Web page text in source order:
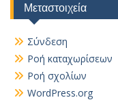
Μεταστοιχεία
Σύνδεση
Ροή καταχωρίσεων
Ροή σχολίων
WordPress.org